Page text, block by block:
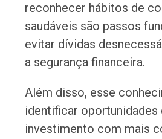
reconhecer hábitos de
saudáveis são passos
evitar dívidas
a segurança financeira.
Além disso, esse
identificar oportunidades
investimento com mais